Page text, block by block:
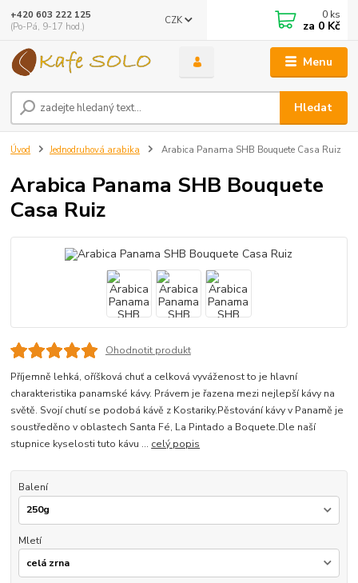
Menu
CZK
Hledat
+420 603 222 125
(Po-Pá, 9-17 hod.)
0 ks
za 0 Kč
Úvod Jednodruhová arabika Arabica Panama SHB Bouquete Casa Ruiz
Arabica Panama SHB Bouquete
Casa Ruiz
Ohodnotit produkt
Příjemně lehká, oříšková chuť a celková vyváženost to je hlavní
charakteristika panamské kávy. Právem je řazena mezi nejlepší kávy na
světě. Svojí chutí se podobá kávě z Kostariky.Pěstování kávy v Panamě je
soustředěno v oblastech Santa Fé, La Pintado a Boquete.Dle naší
stupnice kyselosti tuto kávu ... celý popis
Balení
Mletí